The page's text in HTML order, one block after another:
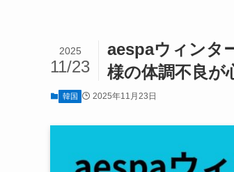
aespaウィンタ
様の体調不良が
2025
11/23
韓国 2025年11月23日